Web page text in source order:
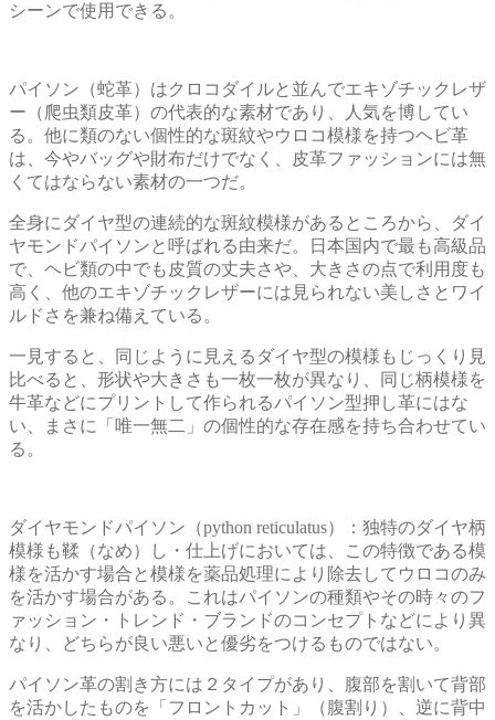
シーンで使用できる。
パイソン（蛇革）はクロコダイルと並んでエキゾチックレザ
ー（爬虫類皮革）の代表的な素材であり、人気を博してい
る。他に類のない個性的な斑紋やウロコ模様を持つヘビ革
は、今やバッグや財布だけでなく、皮革ファッションには無
くてはならない素材の一つだ。
全身にダイヤ型の連続的な斑紋模様があるところから、ダイ
ヤモンドパイソンと呼ばれる由来だ。日本国内で最も高級品
で、ヘビ類の中でも皮質の丈夫さや、大きさの点で利用度も
高く、他のエキゾチックレザーには見られない美しさとワイ
ルドさを兼ね備えている。
一見すると、同じように見えるダイヤ型の模様もじっくり見
比べると、形状や大きさも一枚一枚が異なり、同じ柄模様を
牛革などにプリントして作られるパイソン型押し革にはな
い、まさに「唯一無二」の個性的な存在感を持ち合わせてい
る。
ダイヤモンドパイソン（python reticulatus）：独特のダイヤ柄
模様も鞣（なめ）し・仕上げにおいては、この特徴である模
様を活かす場合と模様を薬品処理により除去してウロコのみ
を活かす場合がある。これはパイソンの種類やその時々のフ
ァッション・トレンド・ブランドのコンセプトなどにより異
なり、どちらが良い悪いと優劣をつけるものではない。
パイソン革の割き方には２タイプがあり、腹部を割いて背部
を活かしたものを「フロントカット」（腹割り）、逆に背中